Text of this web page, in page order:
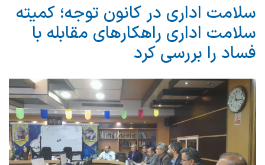
سلامت اداری در کانون توجه؛ کمیته
سلامت اداری راهکارهای مقابله با
فساد را بررسی کرد